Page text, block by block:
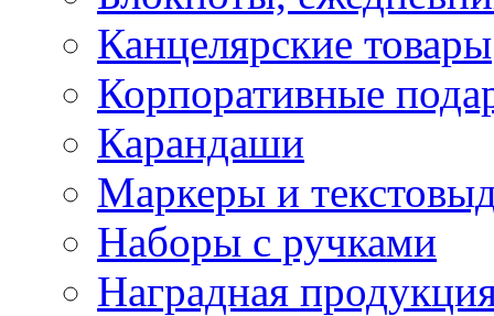
Канцелярские товары
Корпоративные
Карандаши
Маркеры и
Наборы с ручками
Наградная